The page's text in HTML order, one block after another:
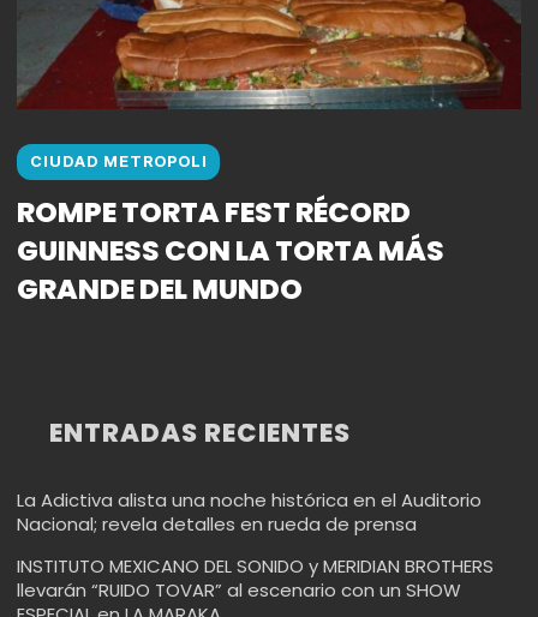
CIUDAD METROPOLI
ROMPE TORTA FEST RÉCORD
GUINNESS CON LA TORTA MÁS
GRANDE DEL MUNDO
ENTRADAS RECIENTES
La Adictiva alista una noche histórica en el Auditorio
Nacional; revela detalles en rueda de prensa
INSTITUTO MEXICANO DEL SONIDO y MERIDIAN BROTHERS
llevarán “RUIDO TOVAR” al escenario con un SHOW